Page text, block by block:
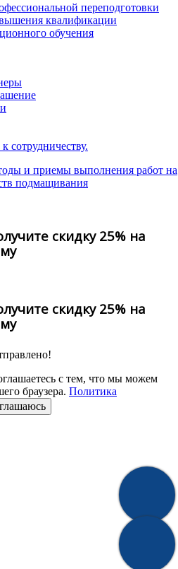
переподготовки
квалификации
обучения
сотрудничеству.
скидку 25% на
скидку 25% на
с тем, что мы можем
браузера. Политика